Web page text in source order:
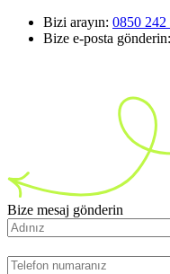
Bizi arayın: 0850 242
Bize e-posta gönderin:
Bize mesaj gönderin